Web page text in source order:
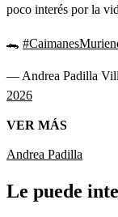
poco interés por la
🐊
— Andrea Padilla
2026
VER MÁS
Andrea Padilla
Le puede